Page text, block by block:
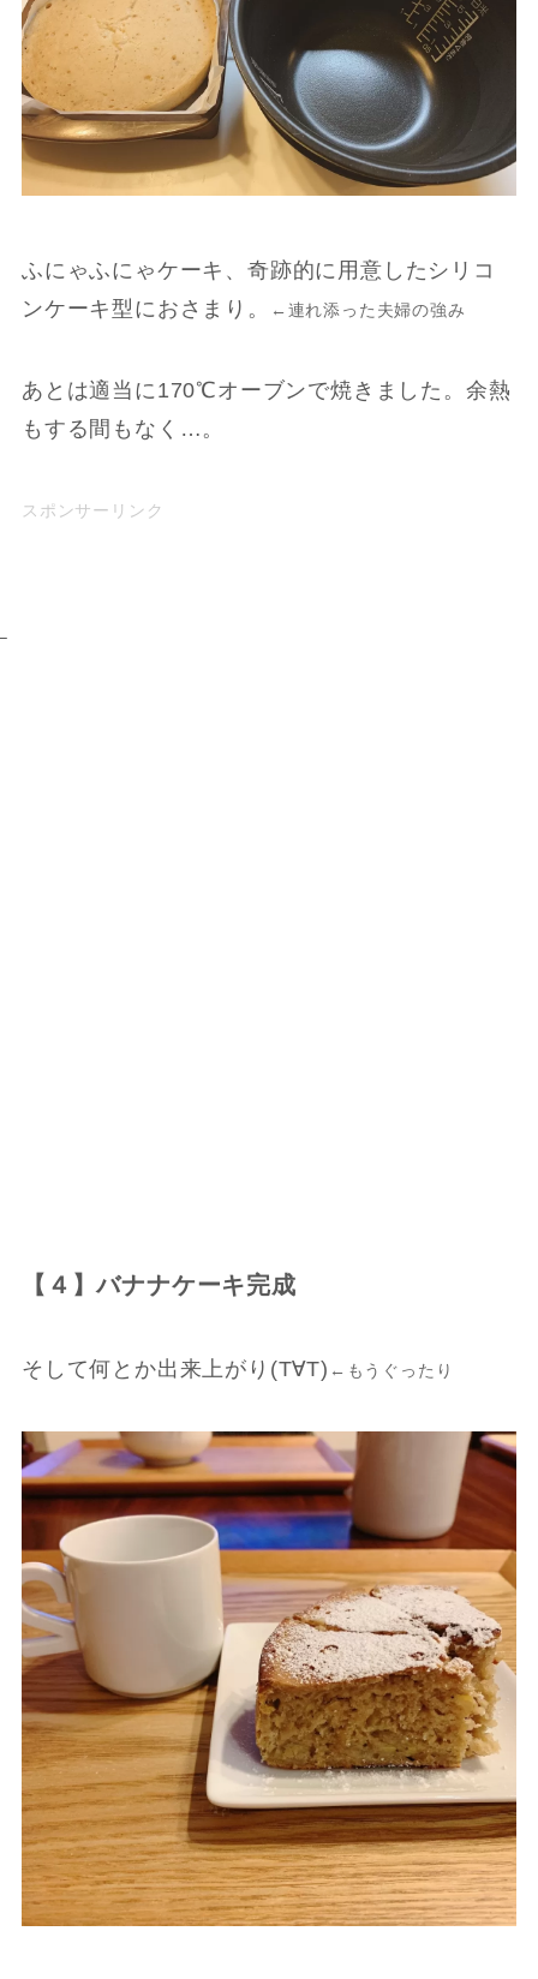
ふにゃふにゃケーキ、奇跡的に用意したシリコ
ンケーキ型におさまり。
←連れ添った夫婦の強み
あとは適当に170℃オーブンで焼きました。余熱
もする間もなく…。
スポンサーリンク
【４】バナナケーキ完成
そして何とか出来上がり(T∀T) ←もうぐったり